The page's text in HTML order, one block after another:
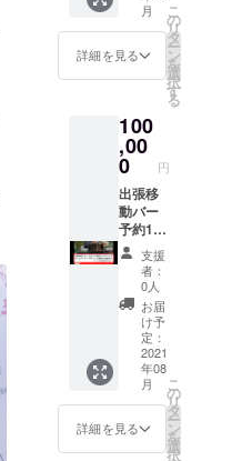
定】
特別な
日に
飲み放
題 最
で ※お
酒に
よって
別料金
が発生
する場
合がご
ざいま
す
月
詳細を見る
こ
の
リ
タ
ー
ン
を
選
択
す
る
100
,00
0 円
出張移
動バー
予約1
回
【お客
様の元
へ出向
き移動
バーを
行いま
す】
イベン
ト、
支援
者：
0人
お届
け予
定：
2021
年08
月
詳細を見る
こ
の
リ
タ
ー
ン
を
選
択